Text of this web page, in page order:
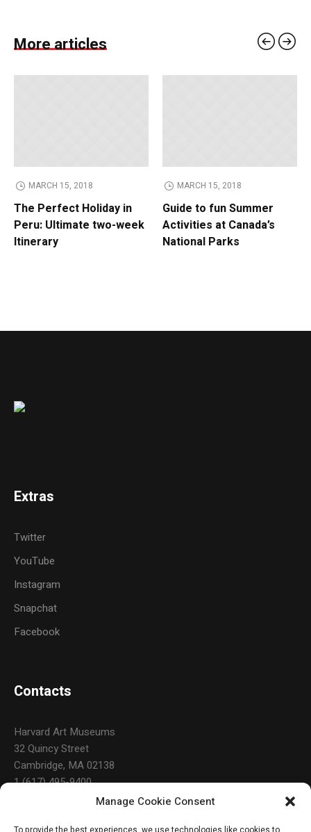
Manage Cookie Consent
More articles
MARCH 15, 2018
The Perfect Holiday in
Peru: Ultimate two-week
Itinerary
MARCH 15, 2018
Guide to fun Summer
Activities at Canada’s
National Parks
Extras
Twitter
YouTube
Instagram
Snapchat
Facebook
Contacts
Harvard Art Museums
32 Quincy Street
Cambridge, MA 02138
1 (617) 495-9400